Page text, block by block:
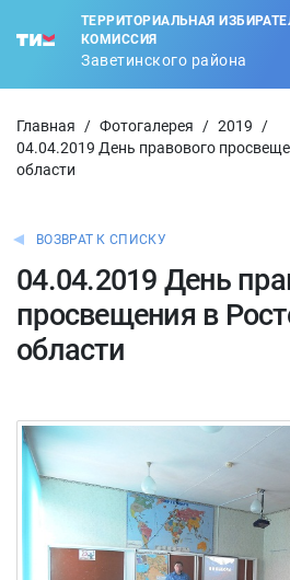
ТЕРРИТОРИАЛЬНАЯ
КОМИССИЯ
Заветинского района
Главная / Фотогалерея / 2019
/
04.04.2019 День правового
области
ВОЗВРАТ К СПИСКУ
04.04.2019 День
просвещения в
области